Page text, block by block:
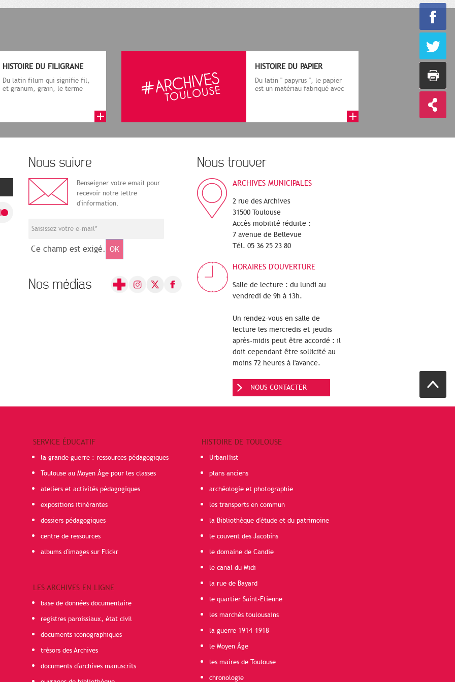
HISTOIRE DU FILIGRANE
Du latin filum qui signifie fil,
et granum, grain, le terme
HISTOIRE DU PAPIER
Du latin " papyrus ", le papier
est un matériau fabriqué avec
Nous suivre
Renseigner votre email pour
recevoir notre lettre
d'information.
Ce champ est exigé. OK
Nos médias
Nous trouver
ARCHIVES MUNICIPALES
2 rue des Archives
31500 Toulouse
Accès mobilité réduite :
7 avenue de Bellevue
Tél. 05 36 25 23 80
HORAIRES D'OUVERTURE
Salle de lecture : du lundi au
vendredi de 9h à 13h.
Un rendez-vous en salle de
lecture les mercredis et jeudis
après-midis peut être accordé : il
doit cependant être sollicité au
moins 72 heures à l'avance.
NOUS CONTACTER
SERVICE ÉDUCATIF
la grande guerre : ressources pédagogiques
Toulouse au Moyen Âge pour les classes
ateliers et activités pédagogiques
expositions itinérantes
dossiers pédagogiques
centre de ressources
albums d'images sur Flickr
LES ARCHIVES EN LIGNE
base de données documentaire
registres paroissiaux, état civil
documents iconographiques
trésors des Archives
documents d'archives manuscrits
HISTOIRE DE TOULOUSE
UrbanHist
plans anciens
archéologie et photographie
les transports en commun
la Bibliothèque d'étude et du patrimoine
le couvent des Jacobins
le domaine de Candie
le canal du Midi
la rue de Bayard
le quartier Saint-Etienne
les marchés toulousains
la guerre 1914-1918
le Moyen Âge
les maires de Toulouse
chronologie